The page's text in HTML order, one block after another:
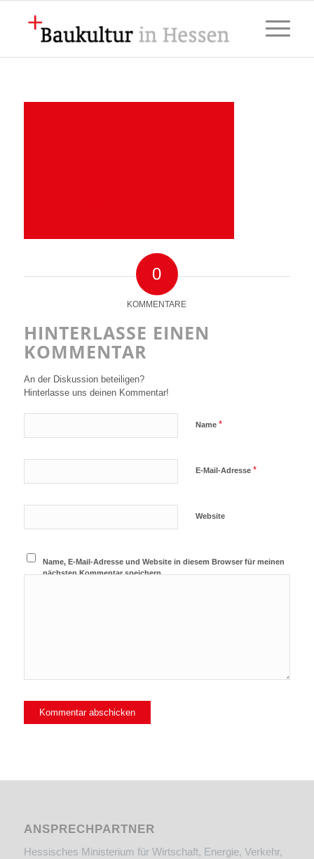
0
KOMMENTARE
HINTERLASSE EINEN
KOMMENTAR
An der Diskussion beteiligen?
Hinterlasse uns deinen Kommentar!
Name *
E-Mail-Adresse *
Website
Name, E-Mail-Adresse und Website in diesem Browser für meinen
nächsten Kommentar speichern.
ANSPRECHPARTNER
Hessisches Ministerium für Wirtschaft, Energie, Verkehr,